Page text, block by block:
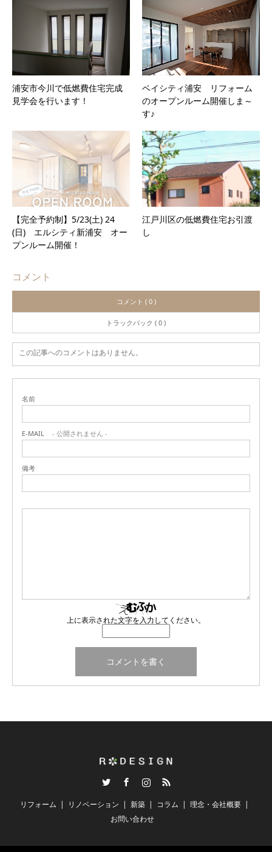
浦安市今川で低燃費住宅完成
見学会を行います！
ベイシティ浦安 リフォーム
のオープンルーム開催しま～
す♪
【完全予約制】5/23(土) 24
(日) エルシティ新浦安 オー
プンルーム開催！
江戸川区の低燃費住宅お引渡
し
コメント
コメント ( 0 )
トラックバック ( 0 )
この記事へのコメントはありません。
名前
E-MAIL - 公開されません -
備考
上に表示された文字を入力してください。
InstagramRSS
リフォーム リノベーション 新築 コラム
理念・会社概要
お問い合わせ